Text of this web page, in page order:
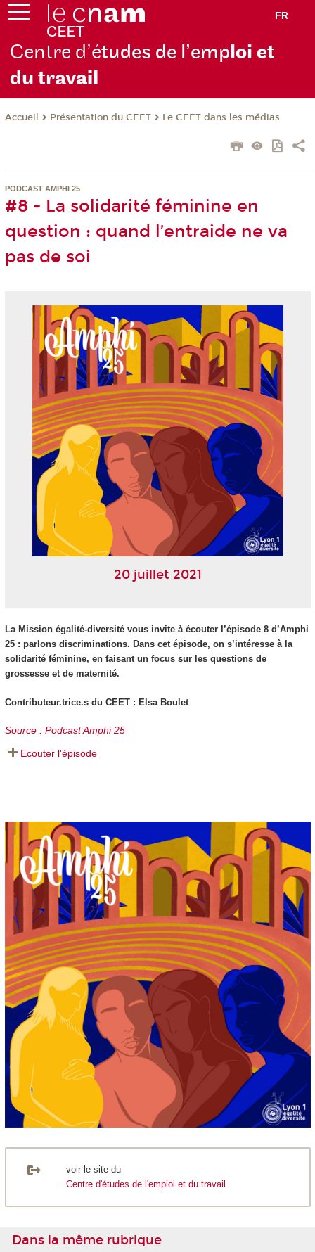
FR
Centre d’études de l’emploi et
du travail
Accueil Présentation du CEET Le CEET dans les médias
PODCAST AMPHI 25
#8 - La solidarité féminine en
question : quand l’entraide ne va
pas de soi
20 juillet 2021
La Mission égalité-diversité vous invite à écouter l’épisode 8 d’Amphi
25 : parlons discriminations. Dans cet épisode, on s’intéresse à la
solidarité féminine, en faisant un focus sur les questions de
grossesse et de maternité.
Contributeur.trice.s du CEET : Elsa Boulet
Source : Podcast Amphi 25
Ecouter l'épisode
voir le site du
Centre d'études de l'emploi et du travail
Dans la même rubrique